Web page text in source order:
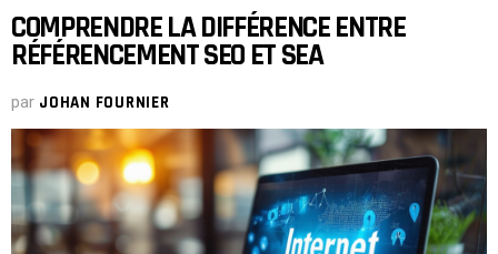
COMPRENDRE LA DIFFÉRENCE ENTRE
RÉFÉRENCEMENT SEO ET SEA
par JOHAN FOURNIER